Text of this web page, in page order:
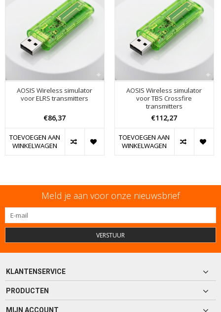
AOSIS Wireless simulator
voor ELRS transmitters
€86,37
TOEVOEGEN AAN
WINKELWAGEN
AOSIS Wireless simulator
voor TBS Crossfire
transmitters
€112,27
TOEVOEGEN AAN
WINKELWAGEN
Meld je aan voor onze nieuwsbrief
VERSTUUR
KLANTENSERVICE
PRODUCTEN
MIJN ACCOUNT